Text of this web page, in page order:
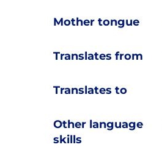
Mother tongue
Translates from
Translates to
Other language
skills